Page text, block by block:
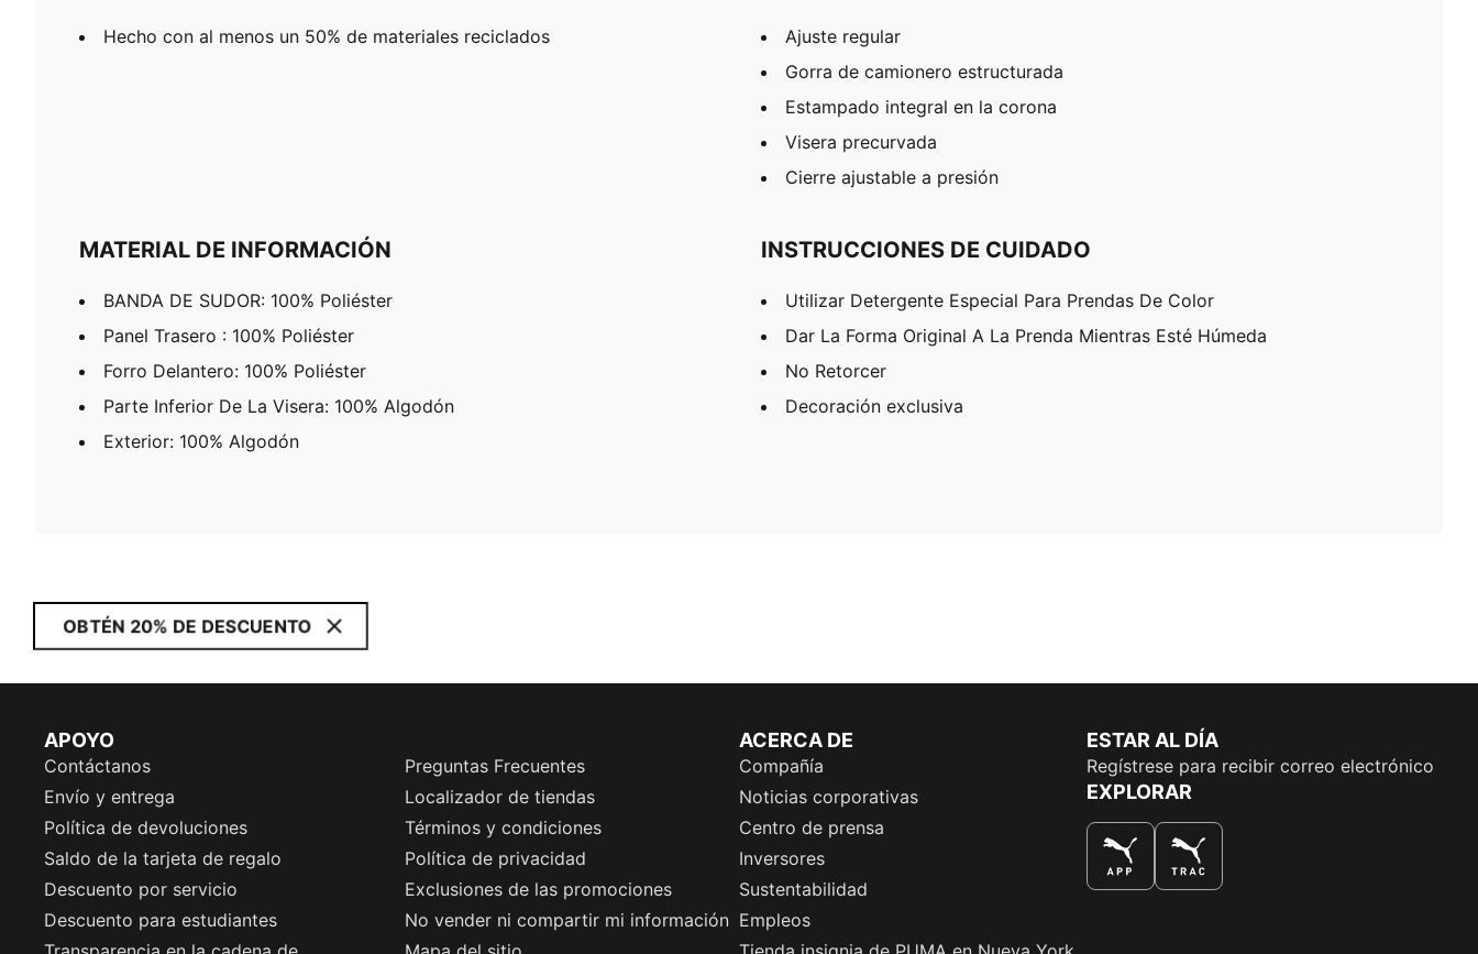
Hecho con al menos un 50% de materiales reciclados
Ajuste regular
Gorra de camionero estructurada
Estampado integral en la corona
Visera precurvada
Cierre ajustable a presión
MATERIAL DE INFORMACIÓN
BANDA DE SUDOR: 100% Poliéster
Panel Trasero : 100% Poliéster
Forro Delantero: 100% Poliéster
Parte Inferior De La Visera: 100% Algodón
Exterior: 100% Algodón
INSTRUCCIONES DE CUIDADO
Utilizar Detergente Especial Para Prendas De Color
Dar La Forma Original A La Prenda Mientras Esté Húmeda
No Retorcer
Decoración exclusiva
OBTÉN 20% DE DESCUENTO
APOYO
Contáctanos
Preguntas Frecuentes
Envío y entrega
Localizador de tiendas
Política de devoluciones
Términos y condiciones
Saldo de la tarjeta de regalo
Política de privacidad
Descuento por servicio
Exclusiones de las promociones
Descuento para estudiantes
No vender ni compartir mi información
ACERCA DE
Compañía
Noticias corporativas
Centro de prensa
Inversores
Sustentabilidad
Empleos
ESTAR AL DÍA
Regístrese para recibir correo electrónico
EXPLORAR